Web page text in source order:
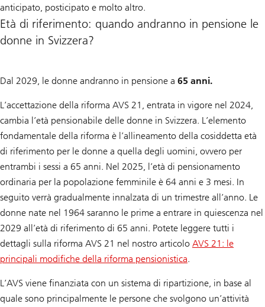
anticipato, posticipato e molto altro.
Età di riferimento: quando andranno in pensione le
donne in Svizzera?
qui
leggere
l’articolo
«Accettata
l’AVS
21
–
resta
ancora
molto
da
fare».
Dal 2029, le donne andranno in pensione a 65 anni.
L’accettazione della riforma AVS 21, entrata in vigore nel 2024,
cambia l’età pensionabile delle donne in Svizzera. L’elemento
fondamentale della riforma è l’allineamento della cosiddetta età
di riferimento per le donne a quella degli uomini, ovvero per
entrambi i sessi a 65 anni. Nel 2025, l’età di pensionamento
ordinaria per la popolazione femminile è 64 anni e 3 mesi. In
seguito verrà gradualmente innalzata di un trimestre all’anno. Le
donne nate nel 1964 saranno le prime a entrare in quiescenza nel
2029 all’età di riferimento di 65 anni. Potete leggere tutti i
dettagli sulla riforma AVS 21 nel nostro articolo AVS 21: le
principali modifiche della riforma pensionistica.
L’AVS viene finanziata con un sistema di ripartizione, in base al
quale sono principalmente le persone che svolgono un’attività